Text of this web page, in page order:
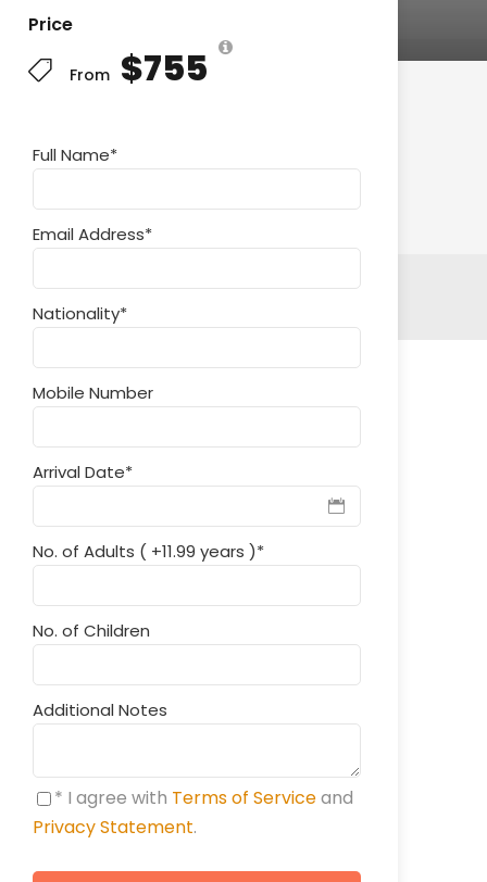
Price
From $755
Full Name*
Email Address*
Nationality*
Mobile Number
Arrival Date*
No. of Adults ( +11.99 years )*
No. of Children
Additional Notes
* I agree with Terms of Serviceand
Privacy Statement.